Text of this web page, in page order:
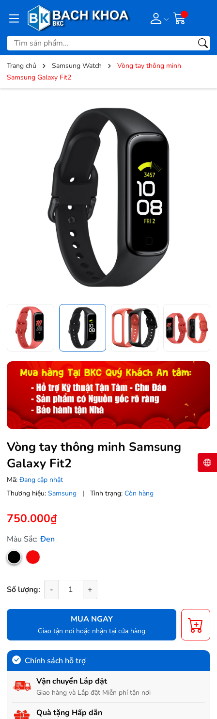
Trang chủ Samsung Watch
Vòng tay thông minh
Samsung Galaxy Fit2
Vòng tay thông minh Samsung
Galaxy Fit2
Mã: Đang cập nhật
Thương hiệu: Samsung | Tình trạng: Còn hàng
750.000₫
Màu Sắc: Đen
Số lượng: - +
MUA NGAY
Giao tận nơi hoặc nhận tại cửa hàng
Chính sách hỗ trợ
Vận chuyển Lắp đặt
Giao hàng và Lắp đặt Miễn phí tận nơi
Quà tặng Hấp dẫn